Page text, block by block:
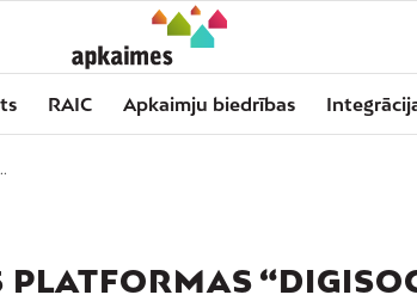
RAIC Apkaimju biedrības